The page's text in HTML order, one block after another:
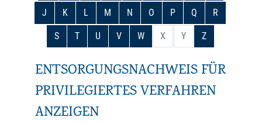
J K L M N O P Q R
S T U V W X Y Z
ENTSORGUNGSNACHWEIS FÜR
PRIVILEGIERTES VERFAHREN
ANZEIGEN